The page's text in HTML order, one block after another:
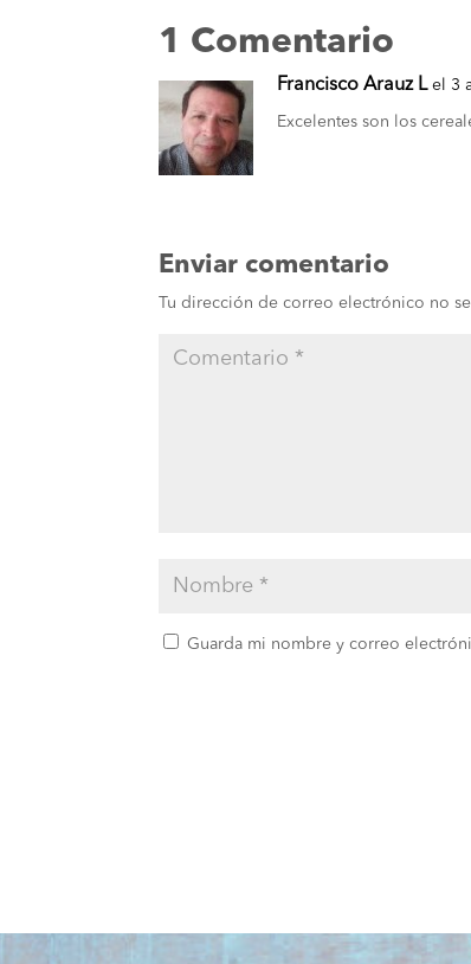
1 Comentario
Francisco Arauz L el 3
Excelentes son los
Enviar comentario
Tu dirección de correo electrónico no
Guarda mi nombre y correo